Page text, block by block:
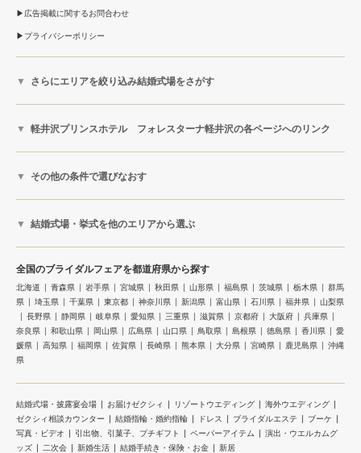
広告掲載に関するお問合わせ
プライバシーポリシー
さらにエリアを絞り込み結婚式場をさがす
軽井沢プリンスホテル フォレスターナ軽井沢の各ページへのリンク
その他の条件で選びなおす
結婚式場・挙式を他のエリアから選ぶ
全国のブライダルフェアを都道府県から探す
北海道 青森県 岩手県 宮城県 秋田県 山形県 福島県 茨城県 栃木県
群馬
県
埼玉県 千葉県 東京都 神奈川県 新潟県 富山県 石川県 福井県
山梨県
長野県
静岡県 岐阜県 愛知県 三重県 滋賀県 京都府 大阪府
兵庫県
奈良県
和歌山県 岡山県 広島県 山口県 鳥取県 島根県 徳島県 香川県
愛
媛県
高知県 福岡県 佐賀県 長崎県 熊本県 大分県 宮崎県 鹿児島県
沖縄
県
結婚式場・披露宴会場 お届けゼクシィ リゾートウエディング
海外ウエディング
ゼクシィ相談カウンター
結婚指輪・婚約指輪 ドレス ブライダルエステ
ブーケ
写真・ビデオ
引出物、引菓子、プチギフト ペーパーアイテム
演出・ウエルカムグ
ッズ
二次会 新婚生活 結婚手続き・保険・お金 新居